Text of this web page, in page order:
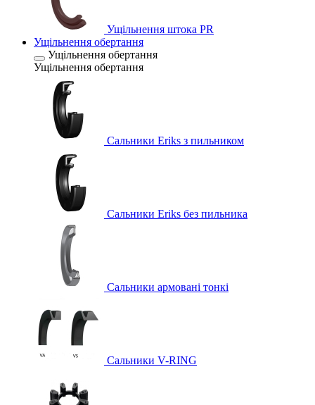
Ущільнення штока PR
Ущільнення обертання
Ущільнення обертання
Ущільнення обертання
Сальники Eriks з пильником
Сальники Eriks без пильника
Сальники армовані тонкі
Сальники V-RING